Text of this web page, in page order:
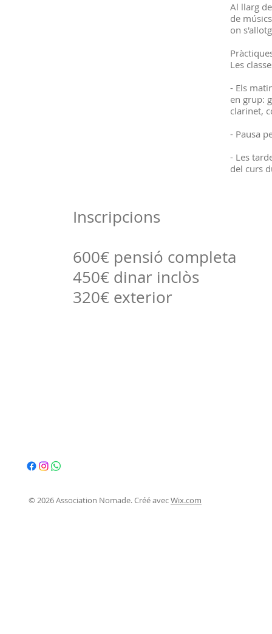
Al llarg
de
on
Les
- Els
en grup:
clarinet,
- Pausa
- Les
del curs
Inscripcions
600€ pensió completa
450€ dinar inclòs
320€ exterior
© 2026 Association Nomade. Créé avecWix.com